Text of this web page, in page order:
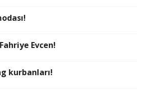
Evcen!
kurbanları!